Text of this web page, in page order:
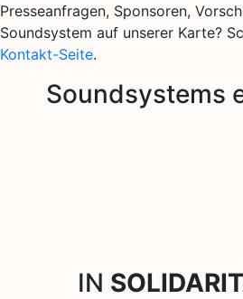
Presseanfragen, Sponsoren,
Soundsystem auf unserer Karte?
Kontakt-Seite.
Soundsystems
IN